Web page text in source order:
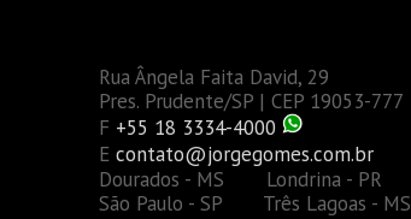
Rua Ângela Faita David, 29
Pres. Prudente/SP | CEP 19053-777
F +55 18 3334-4000
E contato@jorgegomes.com.br
Dourados - MS Londrina - PR
São Paulo - SP Três Lagoas - MS